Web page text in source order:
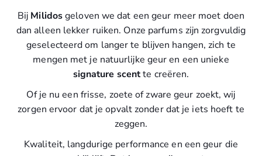
Bij Milidosgeloven we dat een geur meer moet doen
dan alleen lekker ruiken. Onze parfums zijn zorgvuldig
geselecteerd om langer te blijven hangen, zich te
mengen met je natuurlijke geur en een unieke
signature scentte creëren.
Of je nu een frisse, zoete of zware geur zoekt, wij
zorgen ervoor dat je opvalt zonder dat je iets hoeft te
zeggen.
Kwaliteit, langdurige performance en een geur die